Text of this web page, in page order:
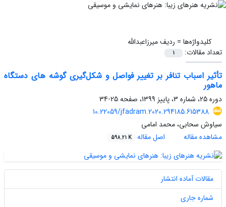
کلیدواژه‌ها = ردیف میرزاعبدالله
تعداد مقالات:
1
تأثیر اسباب تنافر بر تغییر فواصل و شکل‌گیری گوشه های دستگاه
ماهور
دوره 25، شماره 3، پاییز 1399، صفحه
25-34
10.22059/jfadram.2020.294185.615388
سیاوش سحابی، محمد امامی
مشاهده مقاله
اصل مقاله 598.21 K
مقالات آماده انتشار
شماره جاری